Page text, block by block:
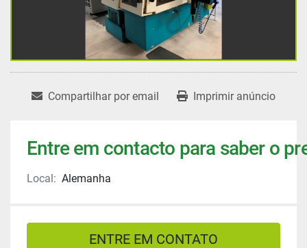
Compartilhar por email Imprimir anúncio
Entre em contacto para saber o
Local: Alemanha
ENTRE EM CONTATO